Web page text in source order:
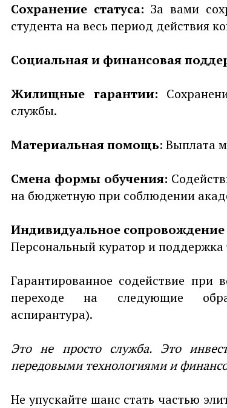
Сохранение статуса: За вами
студента на весь период действия
Социальная и финансовая
Жилищные гарантии:
службы.
Материальная помощь: Выплата
Смена формы обучения:
на бюджетную при соблюдении
Индивидуальное сопровождение
Персональный куратор и
Гарантированное содействие
переходе на следующие
аспирантура).
Это не просто служба. Это
передовыми технологиями и
Не упускайте шанс стать частью